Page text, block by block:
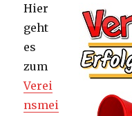
Hier
geht
es
zum
Verei
nsmei